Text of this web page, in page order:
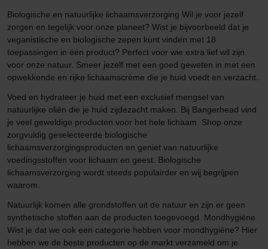
Biologische en natuurlijke lichaamsverzorging Wil je voor jezelf
zorgen en tegelijk voor onze planeet? Wist je bijvoorbeeld dat je
veganistische en biologische zepen kunt vinden met 18
toepassingen in één product? Perfect voor wie extra lief wil zijn
voor onze natuur. Smeer jezelf met een goed geweten in met een
opwekkende en rijke lichaamscrème die je huid voedt en verzacht.
Voed en hydrateer je huid met een exclusief mengsel van
natuurlijke oliën die je huid zijdezacht maken. Bij Bangerhead vind
je veel geweldige producten voor het hele lichaam. Shop onze
zorgvuldig geselecteerde biologische
lichaamsverzorgingsproducten en geniet van natuurlijke
voedingsstoffen voor lichaam en geest. Biologische
lichaamsverzorging wordt steeds populairder en wij begrijpen
waarom.
Natuurlijk komen alle grondstoffen uit de natuur en zijn er geen
synthetische stoffen aan de producten toegevoegd. Mondhygiëne
Wist je dat we ook een categorie hebben voor mondhygiëne? Hier
hebben we de beste producten op de markt verzameld om je